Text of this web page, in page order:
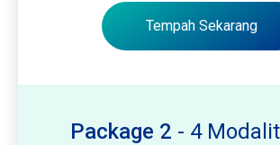
Tempah Sekarang
Package 2 - 4